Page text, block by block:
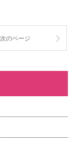
次のページ